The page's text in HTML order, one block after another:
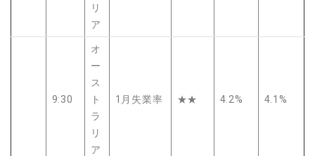
リ
ア
9:30
オ
ー
ス
ト
ラ
リ
ア
1月失業率 ★★ 4.2% 4.1%